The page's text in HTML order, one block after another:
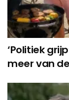
‘Politiek
meer van